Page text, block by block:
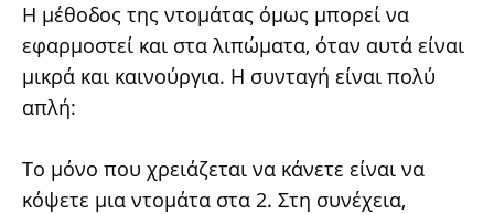
Η μέθοδος της ντομάτας όμως μπορεί να
εφαρμοστεί και στα λιπώματα, όταν αυτά είναι
μικρά και καινούργια. Η συνταγή είναι πολύ
απλή:
Το μόνο που χρειάζεται να κάνετε είναι να
κόψετε μια ντομάτα στα 2. Στη συνέχεια,